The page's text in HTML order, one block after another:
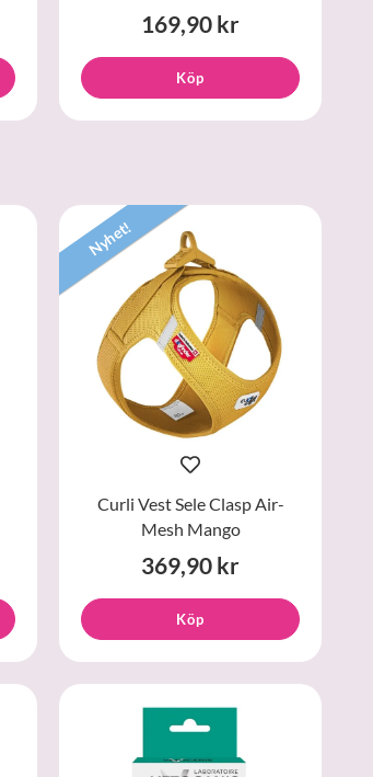
169,90 kr
Köp
Nyhet!
Curli Vest Sele Clasp Air-
Mesh Mango
369,90 kr
Köp